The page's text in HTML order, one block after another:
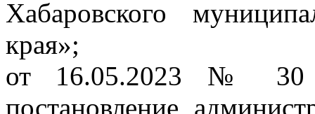
Хабаровского
края»;
от 16.05.2023 № 30
постановление